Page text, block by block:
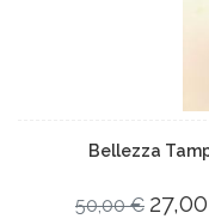
Bellezza
50,00 €